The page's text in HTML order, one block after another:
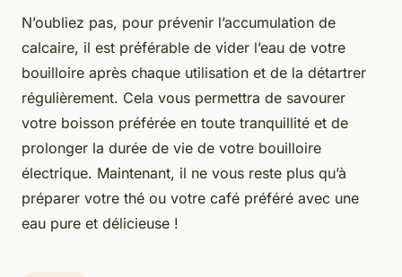
N’oubliez pas, pour prévenir l’accumulation de
calcaire, il est préférable de vider l’eau de votre
bouilloire après chaque utilisation et de la détartrer
régulièrement. Cela vous permettra de savourer
votre boisson préférée en toute tranquillité et de
prolonger la durée de vie de votre bouilloire
électrique. Maintenant, il ne vous reste plus qu’à
préparer votre thé ou votre café préféré avec une
eau pure et délicieuse !